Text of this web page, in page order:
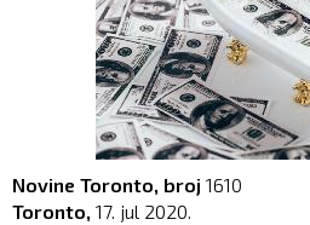
Novine Toronto, broj 1610
Toronto, 17. jul 2020.